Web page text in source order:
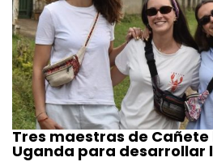
Tres maestras de Cañete
Uganda para